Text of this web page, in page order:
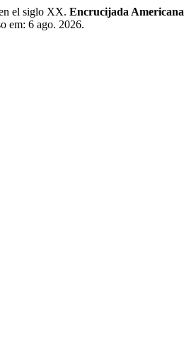
el siglo XX. Encrucijada Americana
em: 6 ago. 2026.